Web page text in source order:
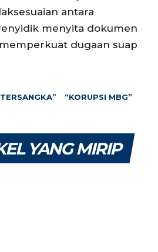
antara
menyita dokumen
dugaan suap
“KORUPSI MBG”
YANG MIRIP